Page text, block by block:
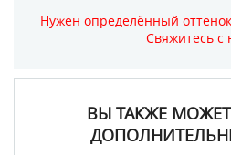
Нужен определённый
Свяжитесь с
ВЫ ТАКЖЕ